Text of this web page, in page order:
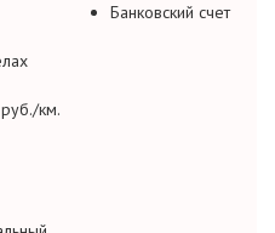
км.
Банковский счет